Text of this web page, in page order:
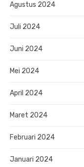
Agustus 2024
Juli 2024
Juni 2024
Mei 2024
April 2024
Maret 2024
Februari 2024
Januari 2024